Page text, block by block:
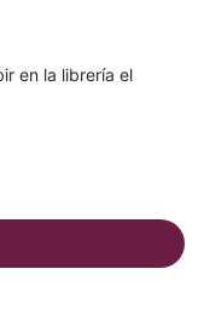
en la librería el